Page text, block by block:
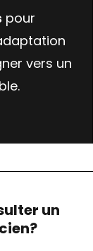
pour
vers un
un